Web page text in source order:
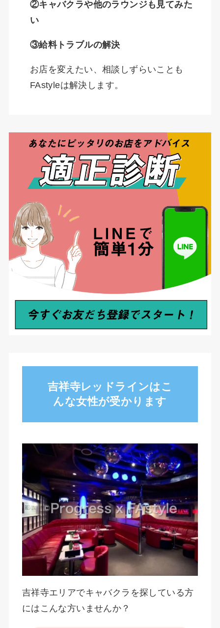
②キャバクラや他のラウンジも見てみた
い
③給料トラブルの解決
お店を変えたい、相談しずらいことも
FAstyleは解決します。
吉祥寺レッドラインはこ
んな女性が受かります
吉祥寺エリアでキャバクラを探している方
にはこんな方いませんか？